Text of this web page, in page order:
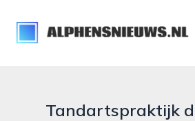
alphensnieuws.nl
Tandartspraktijk